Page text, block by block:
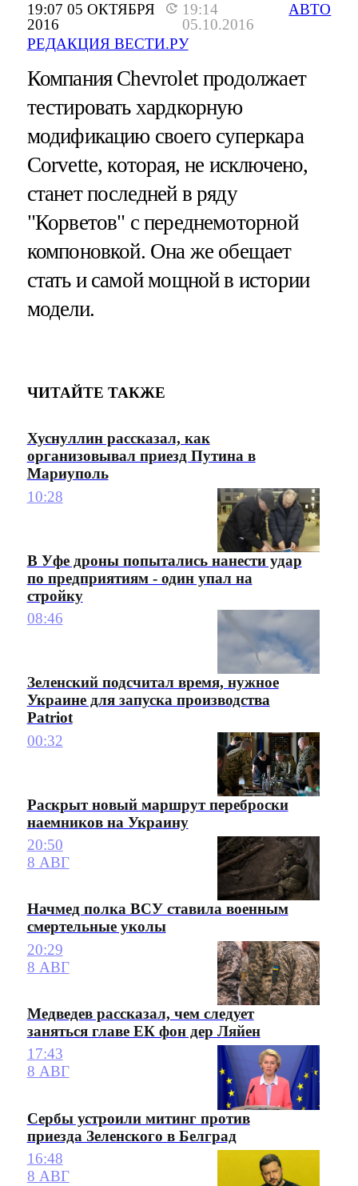
19:07 05 ОКТЯБРЯ
2016
19:14
05.10.2016
РЕДАКЦИЯ ВЕСТИ.РУ
АВТО
Компания Chevrolet продолжает
тестировать хардкорную
модификацию своего суперкара
Corvette, которая, не исключено,
станет последней в ряду
"Корветов" с переднемоторной
компоновкой. Она же обещает
стать и самой мощной в истории
модели.
ЧИТАЙТЕ ТАКЖЕ
Хуснуллин рассказал, как
организовывал приезд Путина в
Мариуполь
10:28
В Уфе дроны попытались нанести удар
по предприятиям - один упал на
стройку
08:46
Зеленский подсчитал время, нужное
Украине для запуска производства
Patriot
00:32
Раскрыт новый маршрут переброски
наемников на Украину
20:50
8 АВГ
Начмед полка ВСУ ставила военным
смертельные уколы
20:29
8 АВГ
Медведев рассказал, чем следует
заняться главе ЕК фон дер Ляйен
17:43
8 АВГ
Сербы устроили митинг против
приезда Зеленского в Белград
16:48
8 АВГ